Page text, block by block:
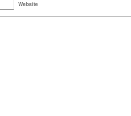
Website